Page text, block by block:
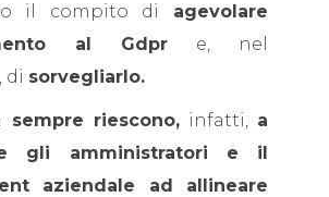
il compito di agevolare
al Gdpr e, nel
di sorvegliarlo.
sempre riescono,infatti, a
gli amministratori e il
aziendale ad allineare